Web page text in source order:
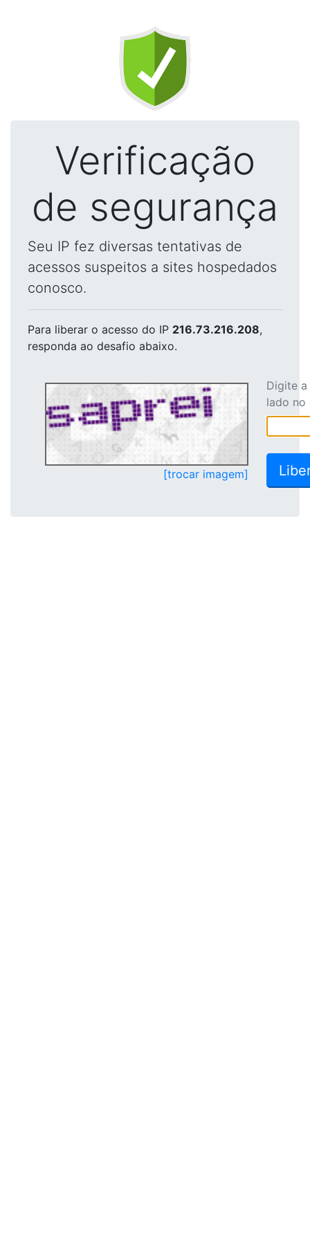
Verificação
de segurança
Seu IP fez diversas tentativas de
acessos suspeitos a sites hospedados
conosco.
Para liberar o acesso do IP 216.73.216.208,
responda ao desafio abaixo.
[trocar imagem]
Digite
lado no